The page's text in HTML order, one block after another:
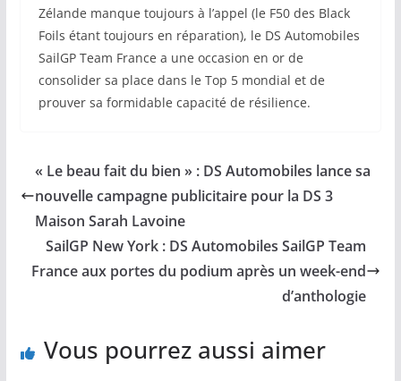
Zélande manque toujours à l’appel (le F50 des Black
Foils étant toujours en réparation), le DS Automobiles
SailGP Team France a une occasion en or de
consolider sa place dans le Top 5 mondial et de
prouver sa formidable capacité de résilience.
« Le beau fait du bien » : DS Automobiles lance sa
nouvelle campagne publicitaire pour la DS 3
Maison Sarah Lavoine
SailGP New York : DS Automobiles SailGP Team
France aux portes du podium après un week-end
d’anthologie
Vous pourrez aussi aimer